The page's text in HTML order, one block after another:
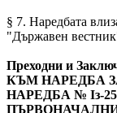
§ 7. Наредбата
"Държавен
Преходни и
КЪМ НАРЕДБА
НАРЕДБА № Із-